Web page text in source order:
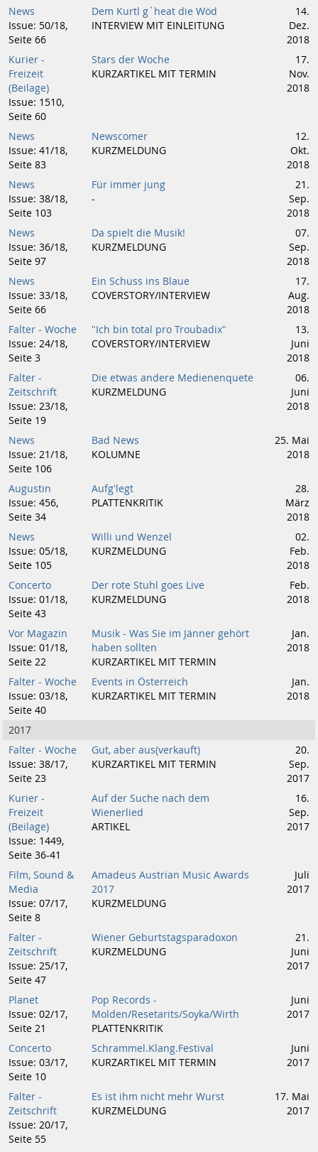
News
Issue: 50/18,
Seite 66
Dem Kurtl g`heat die Wöd
INTERVIEW MIT EINLEITUNG
14.
Dez.
2018
Kurier -
Freizeit
(Beilage)
Issue: 1510,
Seite 60
Stars der Woche
KURZARTIKEL MIT TERMIN
17.
Nov.
2018
News
Issue: 41/18,
Seite 83
Newscomer
KURZMELDUNG
12.
Okt.
2018
News
Issue: 38/18,
Seite 103
Für immer jung
-
21.
Sep.
2018
News
Issue: 36/18,
Seite 97
Da spielt die Musik!
KURZMELDUNG
07.
Sep.
2018
News
Issue: 33/18,
Seite 66
Ein Schuss ins Blaue
COVERSTORY/INTERVIEW
17.
Aug.
2018
Falter - Woche
Issue: 24/18,
Seite 3
"Ich bin total pro Troubadix"
COVERSTORY/INTERVIEW
13.
Juni
2018
Falter -
Zeitschrift
Issue: 23/18,
Seite 19
Die etwas andere Medienenquete
KURZMELDUNG
06.
Juni
2018
News
Issue: 21/18,
Seite 106
Bad News
KOLUMNE
25. Mai
2018
Augustin
Issue: 456,
Seite 34
Aufg'legt
PLATTENKRITIK
28.
März
2018
News
Issue: 05/18,
Seite 105
Willi und Wenzel
KURZMELDUNG
02.
Feb.
2018
Concerto
Issue: 01/18,
Seite 43
Der rote Stuhl goes Live
KURZMELDUNG
Feb.
2018
Vor Magazin
Issue: 01/18,
Seite 22
Musik - Was Sie im Jänner gehört
haben sollten
KURZARTIKEL MIT TERMIN
Jan.
2018
Falter - Woche
Issue: 03/18,
Seite 40
Events in Österreich
KURZARTIKEL MIT TERMIN
Jan.
2018
2017
Falter - Woche
Issue: 38/17,
Seite 23
Gut, aber aus(verkauft)
KURZARTIKEL MIT TERMIN
20.
Sep.
2017
Kurier -
Freizeit
(Beilage)
Issue: 1449,
Seite 36-41
Auf der Suche nach dem
Wienerlied
ARTIKEL
16.
Sep.
2017
Film, Sound &
Media
Issue: 07/17,
Seite 8
Amadeus Austrian Music Awards
2017
KURZMELDUNG
Juli
2017
Falter -
Zeitschrift
Issue: 25/17,
Seite 47
Wiener Geburtstagsparadoxon
KURZMELDUNG
21.
Juni
2017
Planet
Issue: 02/17,
Seite 21
Pop Records -
Molden/Resetarits/Soyka/Wirth
PLATTENKRITIK
Juni
2017
Concerto
Issue: 03/17,
Seite 10
Schrammel.Klang.Festival
KURZARTIKEL MIT TERMIN
Juni
2017
Falter -
Zeitschrift
Issue: 20/17,
Seite 55
Es ist ihm nicht mehr Wurst
KURZMELDUNG
17. Mai
2017